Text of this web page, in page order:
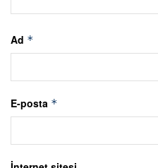
Ad *
E-posta *